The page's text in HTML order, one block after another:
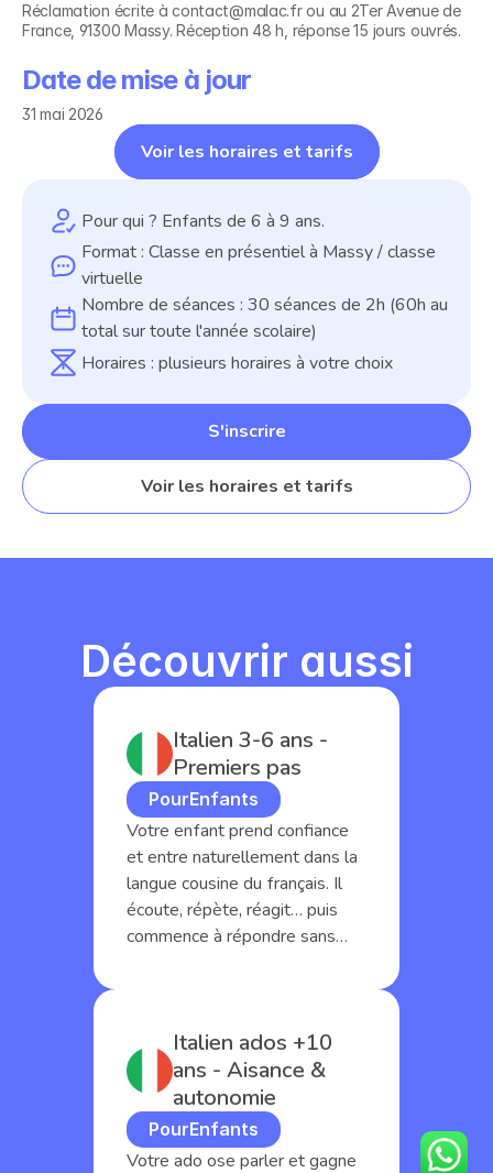
Réclamation écrite à contact@malac.fr ou au 2Ter Avenue de
France, 91300 Massy. Réception 48 h, réponse 15 jours ouvrés.
Date de mise à jour
31 mai 2026
Voir les horaires et tarifs
Pour qui ? Enfants de 6 à 9 ans.
Format : Classe en présentiel à Massy / classe
virtuelle
Nombre de séances : 30 séances de 2h (60h au
total sur toute l'année scolaire)
Horaires : plusieurs horaires à votre choix
S'inscrire
Voir les horaires et tarifs
Découvrir aussi
Italien 3-6 ans -
Premiers pas
PourEnfants
Votre enfant prend confiance
et entre naturellement dans la
langue cousine du français. Il
écoute, répète, réagit… puis
commence à répondre sans
Italien ados +10
ans - Aisance &
autonomie
PourEnfants
Votre ado ose parler et gagne